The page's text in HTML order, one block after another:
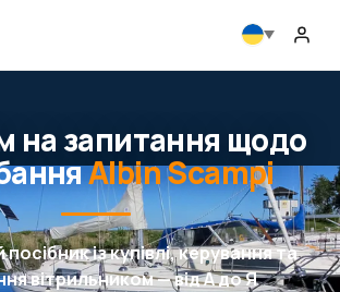
на запитання щодо
Albin Scampi
із купівлі, керування та
вітрильником — від А до Я